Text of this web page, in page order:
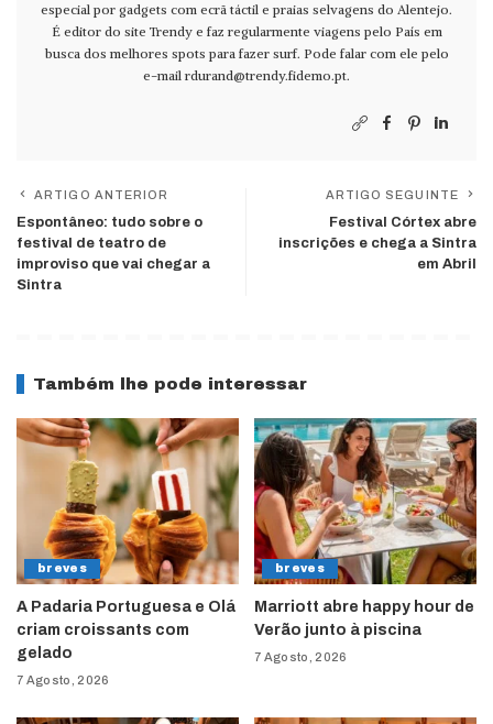
especial por gadgets com ecrã táctil e praias selvagens do Alentejo.
É editor do site Trendy e faz regularmente viagens pelo País em
busca dos melhores spots para fazer surf. Pode falar com ele pelo
e-mail rdurand@trendy.fidemo.pt.
ARTIGO ANTERIOR
Espontâneo: tudo sobre o
festival de teatro de
improviso que vai chegar a
Sintra
ARTIGO SEGUINTE
Festival Córtex abre
inscrições e chega a Sintra
em Abril
Também lhe pode interessar
breves
A Padaria Portuguesa e Olá
criam croissants com
gelado
7 Agosto, 2026
breves
Marriott abre happy hour de
Verão junto à piscina
7 Agosto, 2026